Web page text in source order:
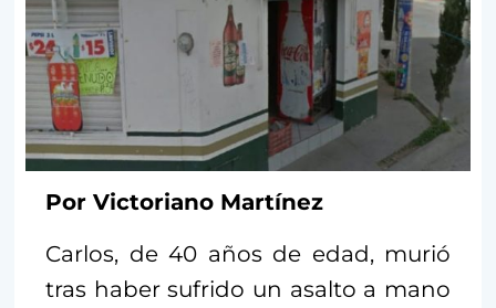
Por Victoriano Martínez
Carlos, de 40 años de edad, murió
tras haber sufrido un asalto a mano